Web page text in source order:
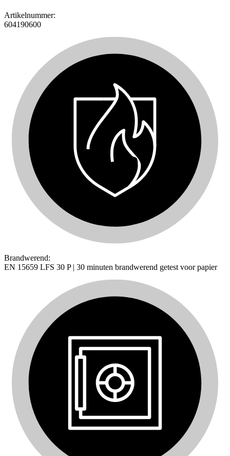
Artikelnummer:
604190600
Brandwerend:
EN 15659 LFS 30 P | 30 minuten brandwerend getest voor papier